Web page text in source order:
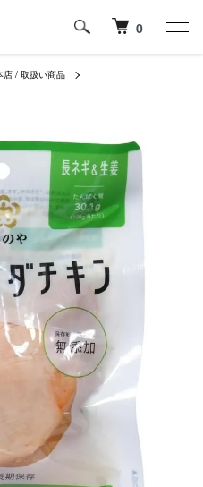
0
/ 取扱い商品